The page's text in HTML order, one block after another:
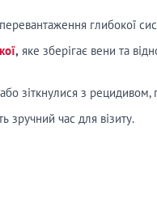
глибокої
, яке зберігає вени та
зіткнулися з рецидивом,
зручний час для візиту.